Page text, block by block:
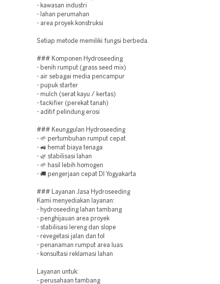
- kawasan industri
- lahan perumahan
- area proyek konstruksi
Setiap metode memiliki fungsi berbeda.
### Komponen Hydroseeding
- benih rumput (grass seed mix)
- air sebagai media pencampur
- pupuk starter
- mulch (serat kayu / kertas)
- tackifier (perekat tanah)
- aditif pelindung erosi
### Keunggulan Hydroseeding
- 🌱 pertumbuhan rumput cepat
- 🚜 hemat biaya tenaga
- 🌿 stabilisasi lahan
- 🌱 hasil lebih homogen
- 🚚 pengerjaan cepat DI Yogyakarta
### Layanan Jasa Hydroseeding
Kami menyediakan layanan:
- hydroseeding lahan tambang
- penghijauan area proyek
- stabilisasi lereng dan slope
- revegetasi jalan dan tol
- penanaman rumput area luas
- konsultasi reklamasi lahan
Layanan untuk:
- perusahaan tambang